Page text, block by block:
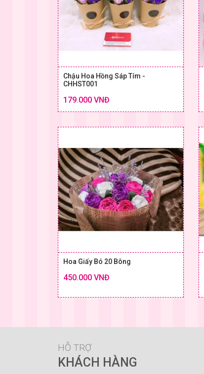
Chậu Hoa Hồng Sáp Tím -
CHHST001
179.000 VNĐ
Hoa Giấy Bó 20 Bông
450.000 VNĐ
HỖ TRỢ
KHÁCH HÀNG